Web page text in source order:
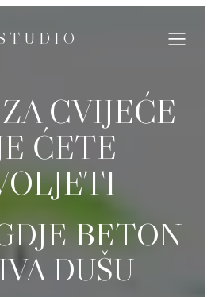
CVIJEĆE
ĆETE
BETON
DUŠU